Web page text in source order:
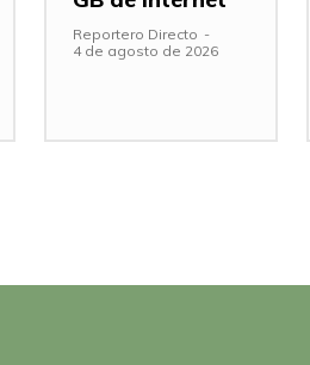
Reportero Directo -
4 de agosto de 2026